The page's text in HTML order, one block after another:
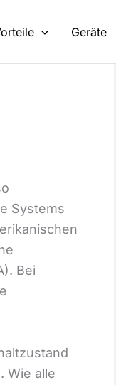
Geräte
Systems
Bei
Wie alle